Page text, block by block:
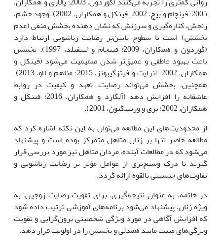
2005؛ فینچام و بیچ، 2002؛ فینکل و همکاران، 2002). وجود خشم،
رنجش، کناره‌گیری و سرزنش که نشان دهنده بخشش منفی (عدم
بخشش) است با سطوح پایین‌تر رضایت زناشویی ارتباط دارد
(گوردون و همکاران، 2009؛ فینچام و لینفیلد، 1997). بخشش
باعث بهبود عاطفی و عمیق‌تر شدن صمیمیت می‌شود (فینکل و
همکاران، 2002؛ انرایت و فیتزگیبونز، 2015؛ مناهم و لاو، 2013).
همچنین، بخشش می‌تواند رضایت، تعهد و کیفیت در روابط
عاشقانه را افزایش دهد (آلگارد و همکاران، 2016؛ فینکل و
همکاران، 2002؛ بری و ورثینگتون، 2001).
از محدودیت‌های این مطالعه می‌توان به این نکته اشاره کرد که
مطالعه حاضر تنها بر زنان متاهل متمرکز بوده است و پیشنهاد
می‌شود که در مطالعات آینده، مردان متاهل نیز مورد بررسی قرار
گیرند تا درک وسیع‌تری از عوامل مؤثر بر رضایت زناشویی و
تفاوت‌های جنسیتی بالقوه ارائه گردد.
در خاتمه، به عنوان نتیجه‌گیری، برای تقویت رضایت زوجین، به
ویژه زنان، پیشنهاد می‌شود برنامه‌های آموزشی ترتیب داده شود
که افزایش آگاهی در مورد ویژگی شخصیتی برون‌گرایی و تقویت
ویژگی‌های مثبت مانند همدلی و بخشش را در اولویت قرار دهد.